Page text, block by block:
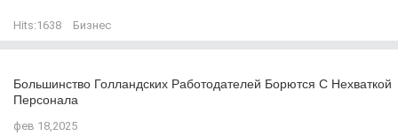
Hits:1638 Бизнес
Большинство Голландских Работодателей Борются С Нехваткой
Персонала
фев 18,2025